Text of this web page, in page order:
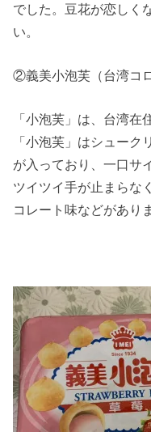
でした。豆花が恋しく
い。
②義美小泡芙（台湾コ
「小泡芙」は、台湾在
「小泡芙」はシュー
が入っており、一口サ
ツイツイ手が止まらな
コレート味などがあり